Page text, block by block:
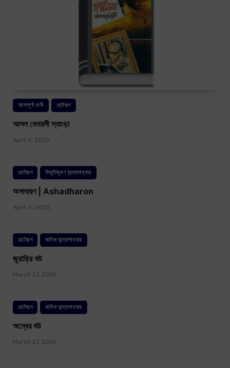
আশাপূর্ণা দেবী ছোটগল্প
আসল বেনারসী ল্যাংড়া
April 5, 2025
ছোটগল্প বিভূতিভূষণ বন্দ্যোপাধ্যায়
অসাধারণ | Ashadharon
April 3, 2025
ছোটগল্প মানিক বন্দ্যোপাধ্যায়
জুয়াড়ির বউ
March 27, 2025
ছোটগল্প মানিক বন্দ্যোপাধ্যায়
অন্ধের বউ
March 27, 2025